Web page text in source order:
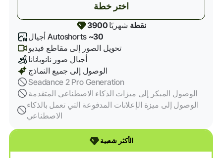
اختر خطة
3900 نقطة شهريًا
أجيال Autoshorts ~30
تحويل الصور إلى مقاطع فيديو
أجيال صور نانوبانانا
الوصول إلى جميع النماذج
Seadance 2 Pro Generation
الوصول المبكر إلى ميزات الذكاء الاصطناعي المتقدمة
الوصول إلى ميزة الإعلانات المدفوعة التي تعمل بالذكاء
الاصطناعي
الأكثر شعبية